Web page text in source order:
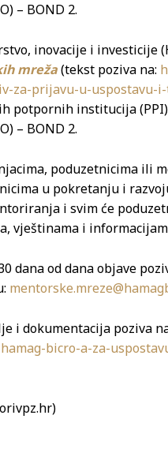
– BOND 2.
inovacije i investicije
mreža(tekst poziva na:
za-prijavu-u-
potpornih institucija
– BOND 2.
poduzetnicima ili
u pokretanju i
i svim će
vještinama i
dana od dana objave
i dokumentacija poziva
bicro-a-za-